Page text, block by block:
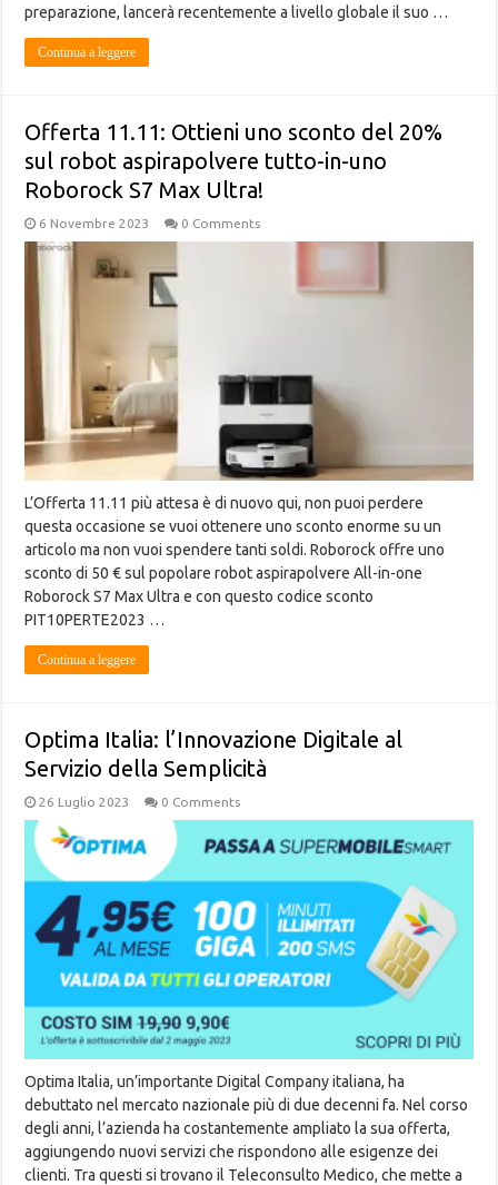
preparazione, lancerà recentemente a livello globale il suo …
Continua a leggere
Offerta 11.11: Ottieni uno sconto del 20%
sul robot aspirapolvere tutto-in-uno
Roborock S7 Max Ultra!
6 Novembre 2023 0 Comments
L’Offerta 11.11 più attesa è di nuovo qui, non puoi perdere
questa occasione se vuoi ottenere uno sconto enorme su un
articolo ma non vuoi spendere tanti soldi. Roborock offre uno
sconto di 50 € sul popolare robot aspirapolvere All-in-one
Roborock S7 Max Ultra e con questo codice sconto
PIT10PERTE2023 …
Continua a leggere
Optima Italia: l’Innovazione Digitale al
Servizio della Semplicità
26 Luglio 2023 0 Comments
Optima Italia, un’importante Digital Company italiana, ha
debuttato nel mercato nazionale più di due decenni fa. Nel corso
degli anni, l’azienda ha costantemente ampliato la sua offerta,
aggiungendo nuovi servizi che rispondono alle esigenze dei
clienti. Tra questi si trovano il Teleconsulto Medico, che mette a